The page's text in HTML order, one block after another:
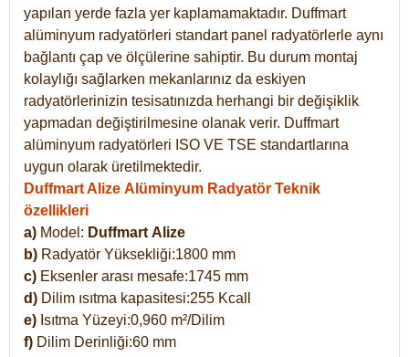
yapılan yerde fazla yer kaplamamaktadır. Duffmart
alüminyum radyatörleri standart panel radyatörlerle aynı
bağlantı çap ve ölçülerine sahiptir. Bu durum montaj
kolaylığı sağlarken mekanlarınız da eskiyen
radyatörlerinizin tesisatınızda herhangi bir değişiklik
yapmadan değiştirilmesine olanak verir. Duffmart
alüminyum radyatörleri ISO VE TSE standartlarına
uygun olarak üretilmektedir.
Duffmart Alize Alüminyum Radyatör Teknik
özellikleri
a) Model: Duffmart Alize
b) Radyatör Yüksekliği:1800 mm
c) Eksenler arası mesafe:1745 mm
d) Dilim ısıtma kapasitesi:255 Kcall
e) Isıtma Yüzeyi:0,960 m²/Dilim
f) Dilim Derinliği:60 mm